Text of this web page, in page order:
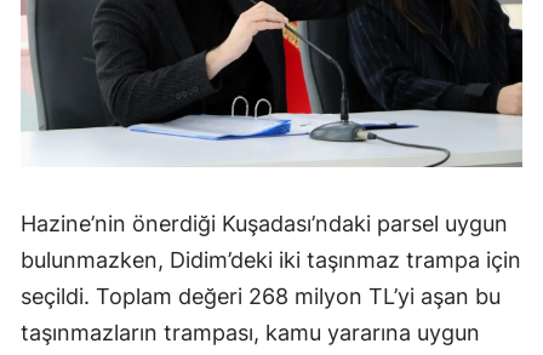
Hazine’nin önerdiği Kuşadası’ndaki parsel uygun
bulunmazken, Didim’deki iki taşınmaz trampa için
seçildi. Toplam değeri 268 milyon TL’yi aşan bu
taşınmazların trampası, kamu yararına uygun